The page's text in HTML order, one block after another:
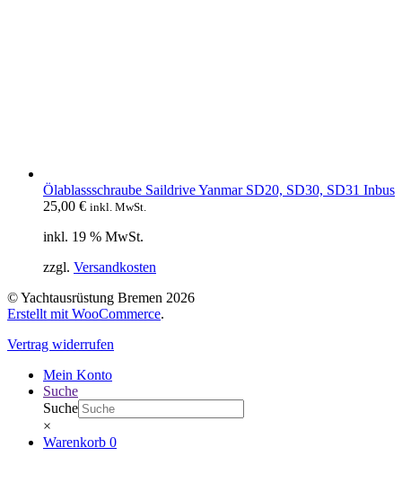
Ölablassschraube Saildrive Yanmar SD20, SD30, SD31 Inbus
25,00 € inkl. MwSt.
inkl. 19 % MwSt.
zzgl. Versandkosten
© Yachtausrüstung Bremen 2026
Erstellt mit WooCommerce.
Vertrag widerrufen
Mein Konto
Suche
Suche
×
Warenkorb 0